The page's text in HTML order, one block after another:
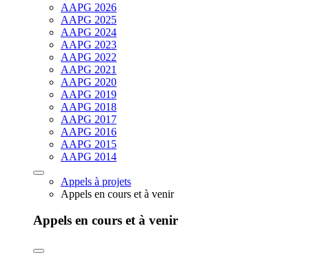
AAPG 2026
AAPG 2025
AAPG 2024
AAPG 2023
AAPG 2022
AAPG 2021
AAPG 2020
AAPG 2019
AAPG 2018
AAPG 2017
AAPG 2016
AAPG 2015
AAPG 2014
Appels à projets
Appels en cours et à venir
Appels en cours et à venir